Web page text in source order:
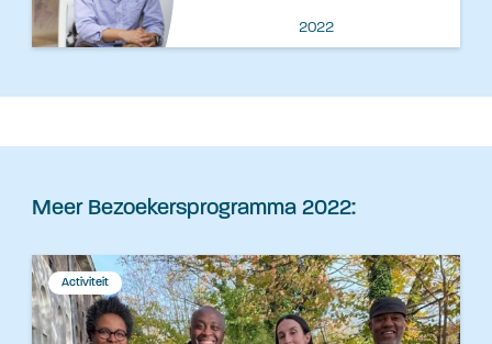
2022
Meer Bezoekersprogramma 2022:
Activiteit